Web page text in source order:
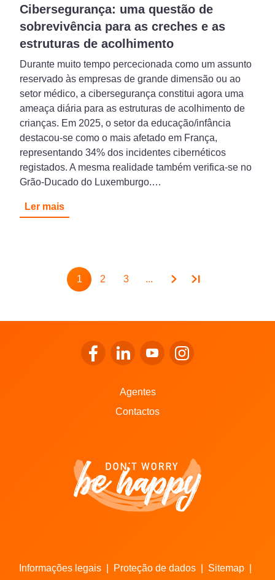
Cibersegurança: uma questão de
sobrevivência para as creches e as
estruturas de acolhimento
Durante muito tempo percecionada como um assunto
reservado às empresas de grande dimensão ou ao
setor médico, a cibersegurança constitui agora uma
ameaça diária para as estruturas de acolhimento de
crianças. Em 2025, o setor da educação/infância
destacou-se como o mais afetado em França,
representando 34% dos incidentes cibernéticos
registados. A mesma realidade também verifica-se no
Grão-Ducado do Luxemburgo.…
Ler mais
Pagination
Page
1 Page
2 Page
3 ...
Ir para o Facebook da LALUX
Ir para o LinkedIn da LALUX
Ir para o YouTube da
Ir para o Instagram
Agentes
Contactos
Informações legais Proteção de dados Sitemap